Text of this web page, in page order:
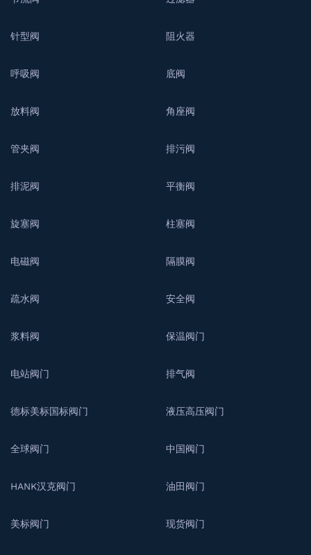
针型阀 阻火器
呼吸阀 底阀
放料阀 角座阀
管夹阀 排污阀
排泥阀 平衡阀
旋塞阀 柱塞阀
电磁阀 隔膜阀
疏水阀 安全阀
浆料阀 保温阀门
电站阀门 排气阀
德标美标国标阀门 液压高压阀门
全球阀门 中国阀门
HANK汉克阀门 油田阀门
美标阀门 现货阀门